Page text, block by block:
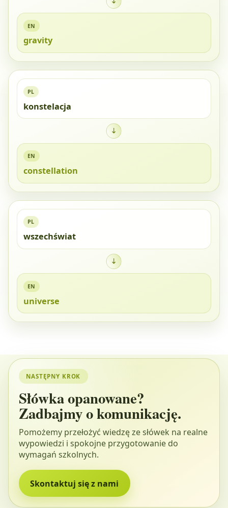
EN
gravity
PL
konstelacja
EN
constellation
PL
wszechświat
EN
universe
NASTĘPNY KROK
Słówka opanowane?
Zadbajmy o komunikację.
Pomożemy przełożyć wiedzę ze słówek na realne
wypowiedzi i spokojne przygotowanie do
wymagań szkolnych.
Skontaktuj się z nami